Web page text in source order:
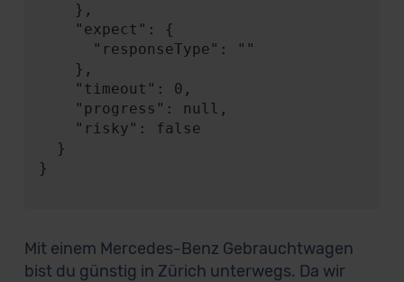
}
Mit einem Mercedes-Benz Gebrauchtwagen
bist du günstig in Zürich unterwegs. Da wir